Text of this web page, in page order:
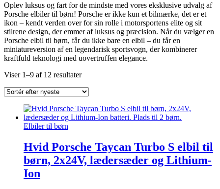
Oplev luksus og fart for de mindste med vores eksklusive udvalg af
Porsche elbiler til børn! Porsche er ikke kun et bilmærke, det er et
ikon – kendt verden over for sin rolle i motorsportens elite og sit
stilrene design, der emmer af luksus og præcision. Når du vælger en
Porsche elbil til børn, får du ikke bare en elbil – du får en
miniatureversion af en legendarisk sportsvogn, der kombinerer
kraftfuld teknologi med uovertruffen elegance.
Viser 1–9 af 12 resultaterSorteret
seneste
Elbiler til børn
Hvid Porsche Taycan Turbo S elbil til
børn, 2x24V, lædersæder og Lithium-
Ion